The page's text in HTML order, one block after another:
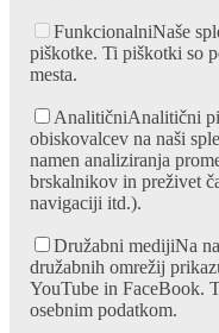
FunkcionalniNaše
piškotke. Ti piškotki so
mesta.
AnalitičniAnalitični
obiskovalcev na naši
namen analiziranja
brskalnikov in preživet
navigaciji itd.).
Družabni medijiNa
družabnih omrežij
YouTube in FaceBook.
osebnim podatkom.